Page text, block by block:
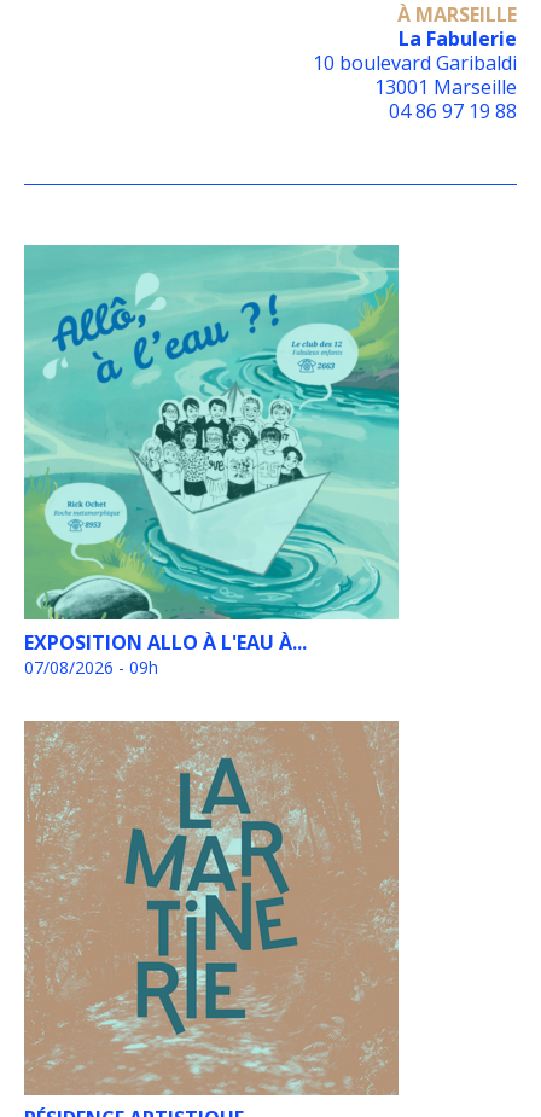
À MARSEILLE
La Fabulerie
10 boulevard Garibaldi
13001 Marseille
04 86 97 19 88
EXPOSITION ALLO À L'EAU À...
07/08/2026 - 09h